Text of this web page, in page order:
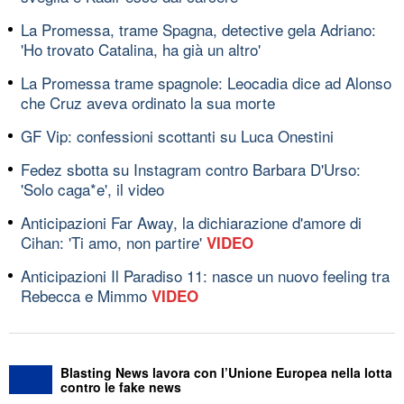
La Promessa, trame Spagna, detective gela Adriano:
'Ho trovato Catalina, ha già un altro'
La Promessa trame spagnole: Leocadia dice ad Alonso
che Cruz aveva ordinato la sua morte
GF Vip: confessioni scottanti su Luca Onestini
Fedez sbotta su Instagram contro Barbara D'Urso:
'Solo caga*e', il video
Anticipazioni Far Away, la dichiarazione d'amore di
Cihan: 'Ti amo, non partire' VIDEO
Anticipazioni Il Paradiso 11: nasce un nuovo feeling tra
Rebecca e Mimmo VIDEO
Blasting News lavora con l’Unione Europea nella lotta
contro le fake news